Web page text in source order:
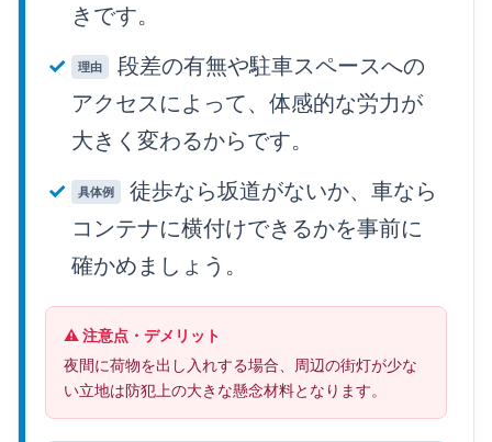
きです。
理由
段差の有無や駐車スペースへの
アクセスによって、体感的な労力が
大きく変わるからです。
具体例
徒歩なら坂道がないか、車なら
コンテナに横付けできるかを事前に
確かめましょう。
⚠️ 注意点・デメリット
夜間に荷物を出し入れする場合、周辺の街灯が少な
い立地は防犯上の大きな懸念材料となります。